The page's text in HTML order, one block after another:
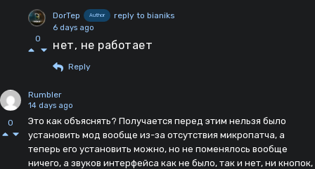
0
DorTep Author reply to bianiks
6 days ago
нет, не работает
Reply
0
Rumbler
14 days ago
Это как объяснять? Получается перед этим нельзя было
установить мод вообще из-за отсутствия микропатча, а
теперь его установить можно, но не поменялось вообще
ничего, а звуков интерфейса как не было, так и нет, ни кнопок,